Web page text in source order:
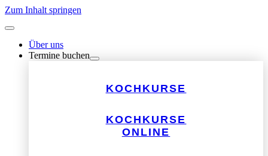
Zum Inhalt springen
Über uns
Termine buchen
KOCHKURSE
KOCHKURSE
ONLINE